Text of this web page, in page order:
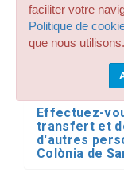
J'ai besoin
Aéroport et
Colònia de
Avez-vous
Effectuez-
transfert et
d'autres
Colònia de
faciliter votre
Politique de
que nous utilisons.